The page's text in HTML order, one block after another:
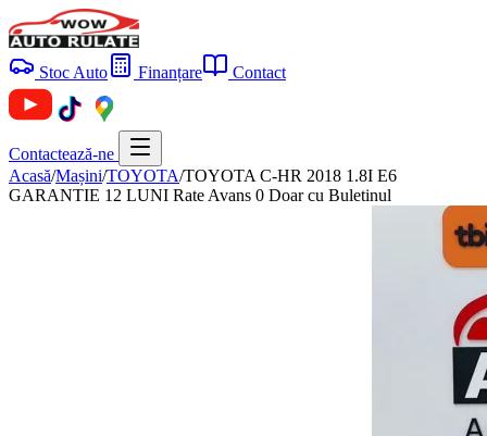
Stoc Auto Finanțare Contact
Contactează-ne
Acasă/Mașini/TOYOTA/TOYOTA C-HR 2018 1.8I E6
GARANTIE 12 LUNI Rate Avans 0 Doar cu Buletinul